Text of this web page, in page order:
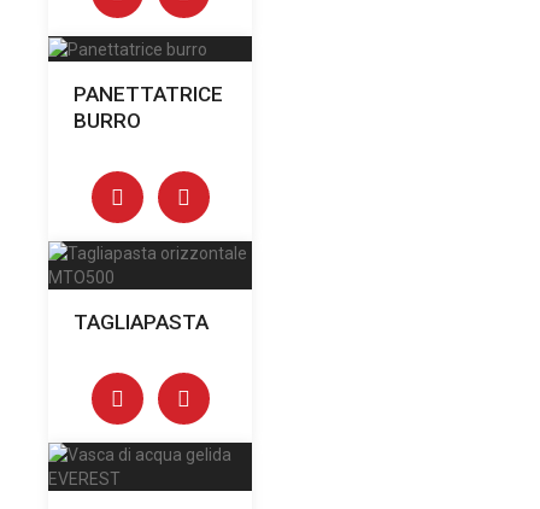
PANETTATRICE
BURRO
TAGLIAPASTA